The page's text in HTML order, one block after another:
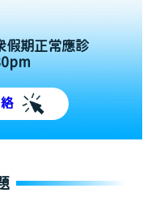
假期正常應診